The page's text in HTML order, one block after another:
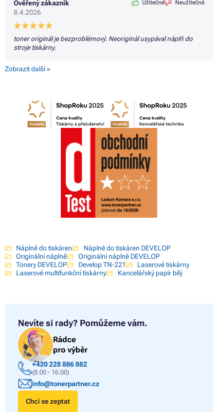
Ověřený zákazník
8.4.2026
Užitečné Neužitečné
toner originál je bezproblémový. Neoriginál usypával náplň do
stroje tiskárny.
Zobrazit další »
Náplně do tiskáren
Náplně do tiskáren DEVELOP
Originální náplně
Originální náplně DEVELOP
Tonery DEVELOP
Develop TN-221
Laserové tiskárny
Laserové multifunkční tiskárny
Kancelářský papír bílý
Nevíte si rady? Pomůžeme vám.
Rádce
pro výběr
+420 228 886 882
(8:00 - 16:00)
info@tonerpartner.cz
Chci se zeptat